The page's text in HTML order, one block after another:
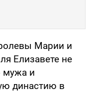
Марии и
Елизавете не
мужа и
династию в